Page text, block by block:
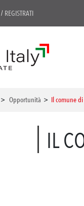
/ REGISTRATI
> Opportunità > Il comune
IL